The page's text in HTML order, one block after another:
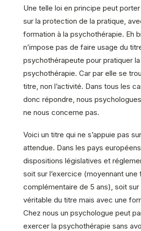
Une telle loi en principe peut
sur la protection de la pratique,
formation à la psychothérapie. Eh
n’impose pas de faire usage du
psychothérapeute pour pratiquer la
psychothérapie. Car par elle se
titre, non l’activité. Dans tous les
donc répondre, nous
ne nous concerne pas.
Voici un titre qui ne s’appuie pas
attendue. Dans les pays
dispositions législatives et
soit sur l’exercice (moyennant une
complémentaire de 5 ans), soit
véritable du titre mais avec une
Chez nous un psychologue peut
exercer la psychothérapie sans